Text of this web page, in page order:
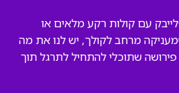
עם קולות רקע מלאים או
מרחב לקולך, יש לנו את מה
שתוכלי להתחיל לתרגל תוך